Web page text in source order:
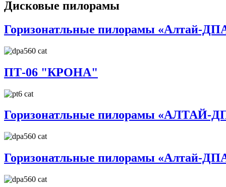
Дисковые пилорамы
Горизонатльные пилорамы «Алтай-
ПТ-06 "КРОНА"
Горизонатльные пилорамы «АЛТАЙ-
Горизонатльные пилорамы «Алтай-